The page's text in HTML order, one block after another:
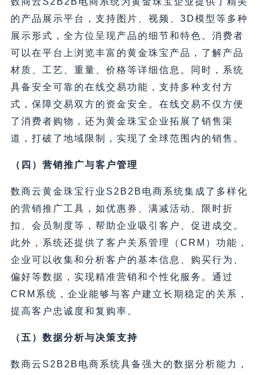
的产品展示平台，支持图片、视频、3D模型等多种
展示形式，全方位呈现产品的细节和特色。消费者
可以在平台上浏览丰富的黄金珠宝产品，了解产品
材质、工艺、重量、价格等详细信息。同时，系统
具备安全可靠的在线交易功能，支持多种支付方
式，保障交易双方的资金安全。在线交易不仅方便
了消费者购物，还为黄金珠宝企业拓展了销售渠
道，打破了地域限制，实现了全球范围内的销售。
（四）营销推广与客户管理
数商云黄金珠宝行业S2B2B电商系统集成了多样化
的营销推广工具，如优惠券、满减活动、限时折
扣、会员制度等，帮助企业吸引客户、促进成交。
此外，系统还提供了客户关系管理（CRM）功能，
企业可以收集和分析客户的基本信息、购买行为、
偏好等数据，实现精准营销和个性化服务。通过
CRM系统，企业能够与客户建立长期稳定的关系，
提高客户忠诚度和复购率。
（五）数据分析与决策支持
数商云S2B2B电商系统具备强大的数据分析能力，